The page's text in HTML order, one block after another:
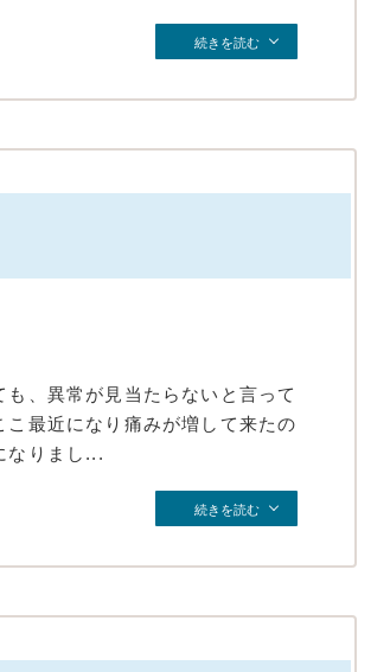
続きを読む
、異常が見当たらないと言って
最近になり痛みが増して来たの
なりまし...
続きを読む